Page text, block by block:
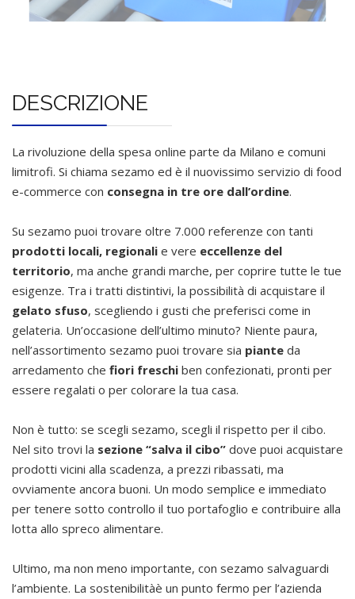
DESCRIZIONE
La rivoluzione della spesa online parte da Milano e comuni
limitrofi. Si chiama sezamo ed è il nuovissimo servizio di food
e-commerce con consegna in tre ore dall’ordine.
Su sezamo puoi trovare oltre 7.000 referenze con tanti
prodotti locali, regionali e vere eccellenze del
territorio, ma anche grandi marche, per coprire tutte le tue
esigenze. Tra i tratti distintivi, la possibilità di acquistare il
gelato sfuso, scegliendo i gusti che preferisci come in
gelateria. Un’occasione dell’ultimo minuto? Niente paura,
nell’assortimento sezamo puoi trovare sia piante da
arredamento che fiori freschi ben confezionati, pronti per
essere regalati o per colorare la tua casa.
Non è tutto: se scegli sezamo, scegli il rispetto per il cibo.
Nel sito trovi la sezione “salva il cibo” dove puoi acquistare
prodotti vicini alla scadenza, a prezzi ribassati, ma
ovviamente ancora buoni. Un modo semplice e immediato
per tenere sotto controllo il tuo portafoglio e contribuire alla
lotta allo spreco alimentare.
Ultimo, ma non meno importante, con sezamo salvaguardi
l’ambiente. La sostenibilitàè un punto fermo per l’azienda